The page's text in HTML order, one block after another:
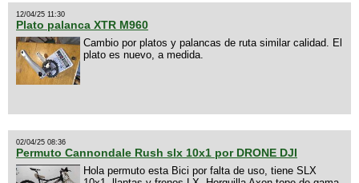
12/04/25 11:30
Plato palanca XTR M960
Cambio por platos y palancas de ruta similar calidad. El
plato es nuevo, a medida.
02/04/25 08:36
Permuto Cannondale Rush slx 10x1 por DRONE DJI
Hola permuto esta Bici por falta de uso, tiene SLX